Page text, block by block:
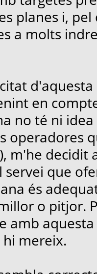
planes i,
a molts
en
no té ni
operadores
m'he decidit
servei que
és
o pitjor.
amb
mereix.